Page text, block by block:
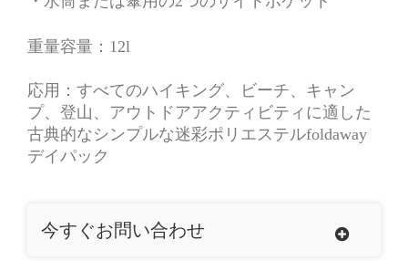
重量容量 ：12l
応用 ：すべてのハイキング、ビーチ、キャン
プ、登山、アウトドアアクティビティに適した
古典的なシンプルな迷彩ポリエステルfoldaway
デイパック
今すぐお問い合わせ